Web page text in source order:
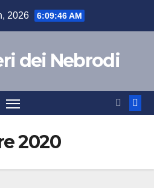
2026 6:09:47 AM
dei Nebrodi
2020